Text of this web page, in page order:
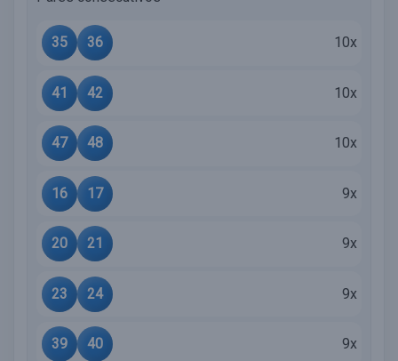
35 36 10x
41 42 10x
47 48 10x
16 17 9x
20 21 9x
23 24 9x
39 40 9x